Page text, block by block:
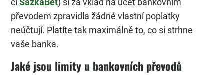
či SazkaBet) si za vklad na účet bankovním
převodem zpravidla žádné vlastní poplatky
neúčtují. Platíte tak maximálně to, co si strhne
vaše banka.
Jaké jsou limity u bankovních převodů